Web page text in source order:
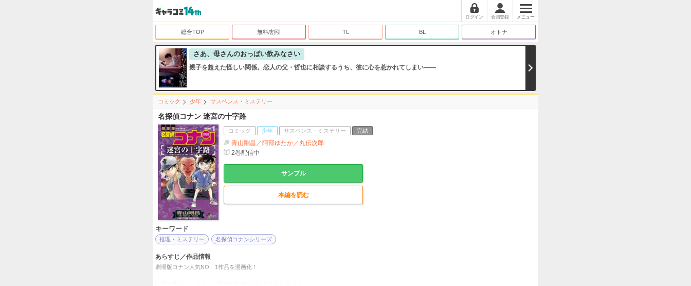
ログイン 会員登録 メニュー
総合TOP 無料/割引 TL BL オトナ
さあ、母さんのおっぱい飲みなさい
親子を超えた怪しい関係。恋人の父・哲也に相談するうち、彼に心を惹かれてしまい――
コミック 少年 サスペンス・ミステリー
名探偵コナン 迷宮の十字路
コミック 少年 サスペンス・ミステリー 完結
青山剛昌／阿部ゆたか／丸伝次郎
2巻配信中
サンプル
本編を読む
キーワード
推理・ミステリー 名探偵コナンシリーズ
あらすじ／作品情報
劇場版コナン人気NO．1作品を漫画化！